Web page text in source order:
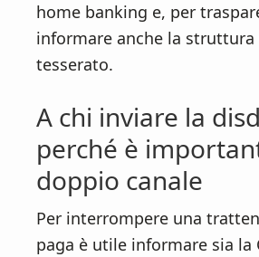
home banking e, per
informare anche la struttura
tesserato.
A chi inviare la
perché è
doppio canale
Per interrompere una
paga è utile informare sia la